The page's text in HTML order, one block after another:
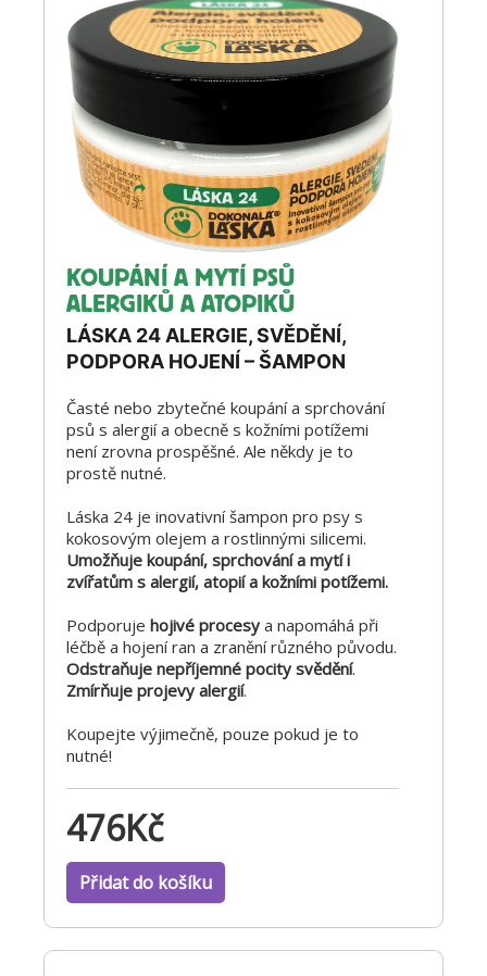
KOUPÁNÍ A MYTÍ PSŮ
ALERGIKŮ A ATOPIKŮ
LÁSKA 24 ALERGIE, SVĚDĚNÍ,
PODPORA HOJENÍ – ŠAMPON
Časté nebo zbytečné koupání a sprchování
psů s alergií a obecně s kožními potížemi
není zrovna prospěšné. Ale někdy je to
prostě nutné.
Láska 24 je inovativní šampon pro psy s
kokosovým olejem a rostlinnými silicemi.
Umožňuje koupání, sprchování a mytí i
zvířatům s alergií, atopií a kožními potížemi.
Podporuje hojivé procesy a napomáhá při
léčbě a hojení ran a zranění různého původu.
Odstraňuje nepříjemné pocity svědění.
Zmírňuje projevy alergií.
Koupejte výjimečně, pouze pokud je to
nutné!
476Kč
Přidat do košíku